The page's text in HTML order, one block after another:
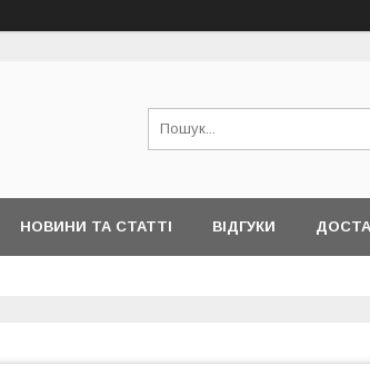
НОВИНИ ТА СТАТТІ ВІДГУКИ